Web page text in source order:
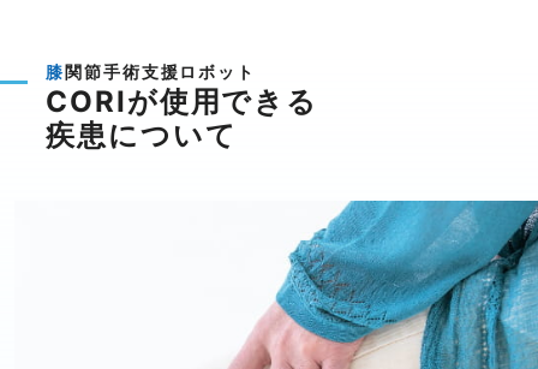
膝関節手術支援ロボット
CORIが使用できる
疾患について